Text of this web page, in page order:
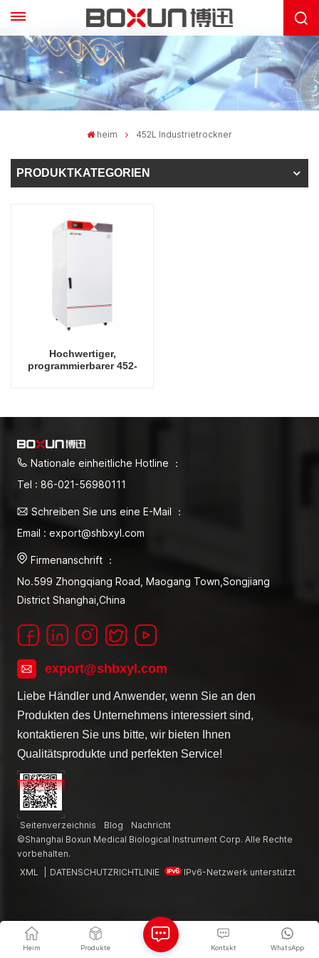
heim 452L Industrietrockner
PRODUKTKATEGORIEN
Hochwertiger,
programmierbarer 452-
Nationale einheitliche Hotline ：
Tel : 86-021-56980111
Schreiben Sie uns eine E-Mail ：
Email : export@shbxyl.com
Firmenanschrift ：
No.599 Zhongqiang Road, Maogang Town,Songjiang
District Shanghai,China
export@shbxyl.com
Liebe Händler und Anwender, wenn Sie an den
Produkten des Unternehmens interessiert sind,
kontaktieren Sie uns bitte, wir bieten Ihnen
Qualitätsprodukte und perfekten Service!
Seitenverzeichnis Blog
Nachricht
©Shanghai Boxun Medical Biological Instrument Corp. Alle Rechte
vorbehalten.
XML
DATENSCHUTZRICHTLINIE IPv6-Netzwerk unterstützt
Heim Produkte WhatsApp
Kontakt